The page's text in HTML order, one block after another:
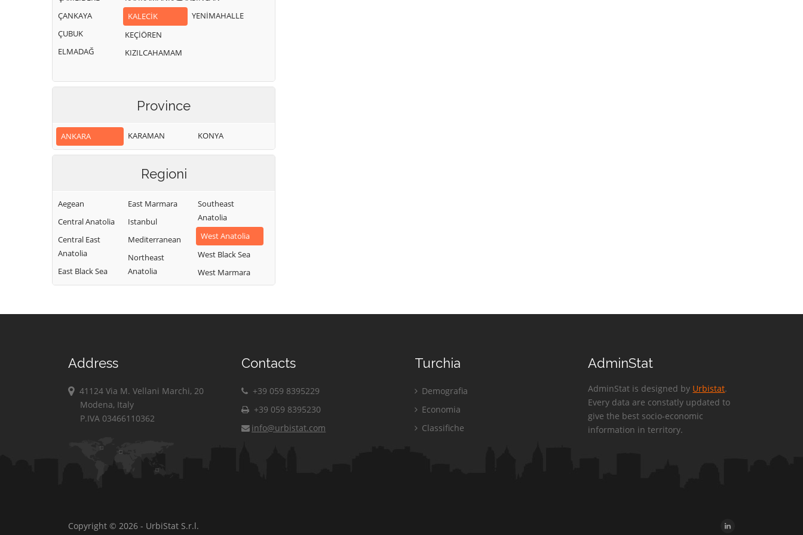
ÇANKAYA
ÇUBUK
ELMADAĞ
KALECİK
KEÇİÖREN
KIZILCAHAMAM
YENİMAHALLE
Province
ANKARA KARAMAN KONYA
Regioni
Aegean
Central Anatolia
Central East
Anatolia
East Black Sea
East Marmara
Istanbul
Mediterranean
Northeast
Anatolia
Southeast
Anatolia
West Anatolia
West Black Sea
West Marmara
Address
41124 Via M. Vellani Marchi, 20
Modena, Italy
P.IVA 03466110362
Contacts
+39 059 8395229
+39 059 8395230
info@urbistat.com
Turchia
Demografia
Economia
Classifiche
AdminStat
AdminStat is designed by Urbistat.
Every data are constatly updated to
give the best socio-economic
information in territory.
Copyright © 2026 - UrbiStat S.r.l.